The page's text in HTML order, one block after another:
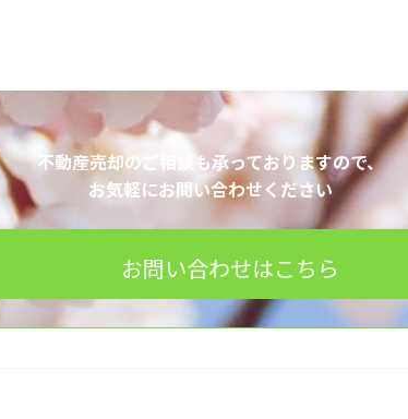
不動産売却のご相談も承っておりますので、
お気軽にお問い合わせください
お問い合わせはこちら